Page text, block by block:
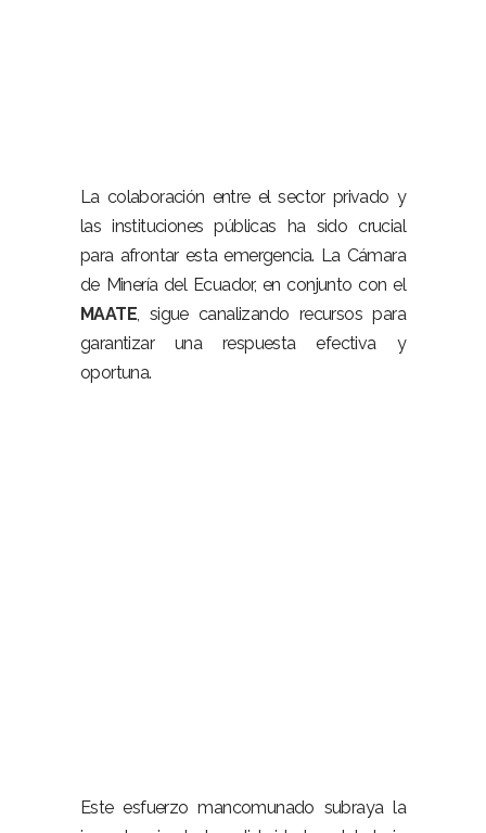
La colaboración entre el sector privado y
las instituciones públicas ha sido crucial
para afrontar esta emergencia. La Cámara
de Minería del Ecuador, en conjunto con el
MAATE, sigue canalizando recursos para
garantizar una respuesta efectiva y
oportuna.
Este esfuerzo mancomunado subraya la